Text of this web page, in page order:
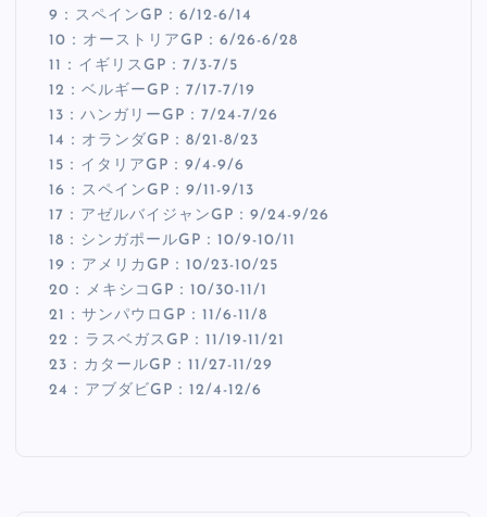
9：スペインGP：6/12-6/14
10：オーストリアGP：6/26-6/28
11：イギリスGP：7/3-7/5
12：ベルギーGP：7/17-7/19
13：ハンガリーGP：7/24-7/26
14：オランダGP：8/21-8/23
15：イタリアGP：9/4-9/6
16：スペインGP：9/11-9/13
17：アゼルバイジャンGP：9/24-9/26
18：シンガポールGP：10/9-10/11
19：アメリカGP：10/23-10/25
20：メキシコGP：10/30-11/1
21：サンパウロGP：11/6-11/8
22：ラスベガスGP：11/19-11/21
23：カタールGP：11/27-11/29
24：アブダビGP：12/4-12/6